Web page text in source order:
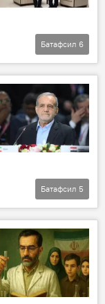
келишув, тинчлик сари йўл
Батафсил 6
Батафсил 5